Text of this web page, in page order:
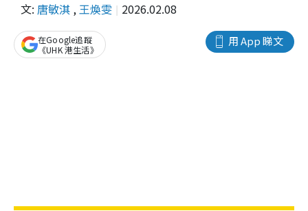
文: 唐敏淇 ,王煥雯 2026.02.08
用 App 睇文
在Google追蹤
《UHK 港生活》